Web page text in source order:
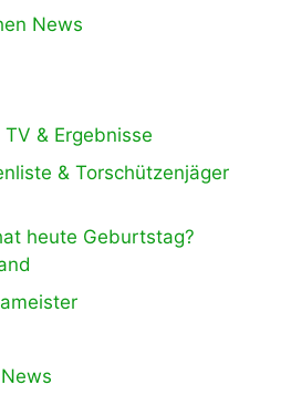
News
& Ergebnisse
& Torschützenjäger
heute Geburtstag?